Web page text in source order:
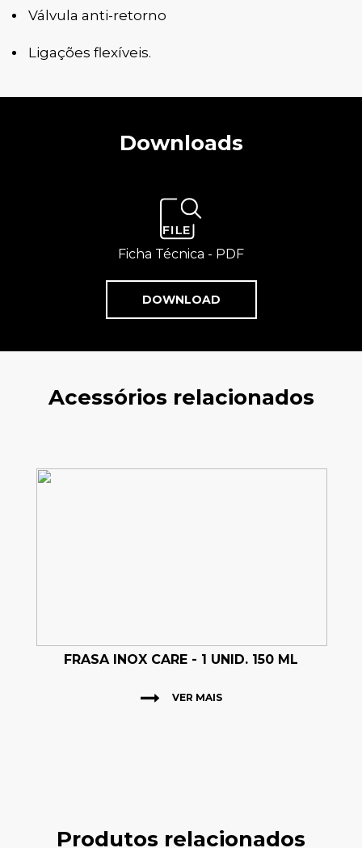
Válvula anti-retorno
Ligações flexíveis.
Downloads
Ficha Técnica - PDF
DOWNLOAD
Acessórios relacionados
FRASA INOX CARE - 1 UNID. 150 ML
VER MAIS
Produtos relacionados